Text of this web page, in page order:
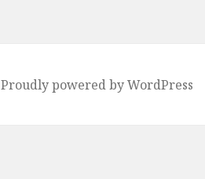
Proudly powered by WordPress